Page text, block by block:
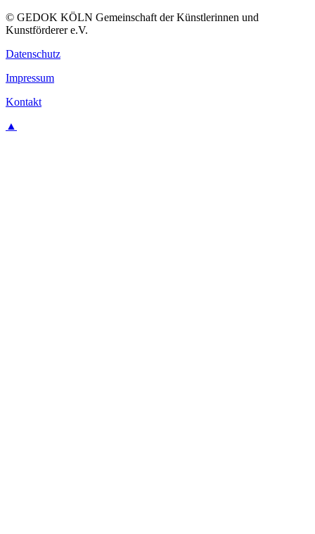
© GEDOK KÖLN Gemeinschaft der Künstlerinnen und
Kunstförderer e.V.
Datenschutz
Impressum
Kontakt
▲